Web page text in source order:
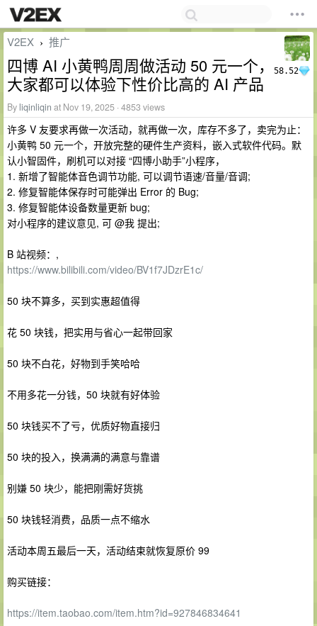
58.52
V2EX › 推广
四博 AI 小黄鸭周周做活动 50 元一个，
大家都可以体验下性价比高的 AI 产品
By liqinliqin at Nov 19, 2025 · 4853 views
许多 V 友要求再做一次活动，就再做一次，库存不多了，卖完为止：
小黄鸭 50 元一个，开放完整的硬件生产资料，嵌入式软件代码。默
认小智固件，刷机可以对接 “四博小助手”小程序，
1. 新增了智能体音色调节功能, 可以调节语速/音量/音调;
2. 修复智能体保存时可能弹出 Error 的 Bug;
3. 修复智能体设备数量更新 bug;
对小程序的建议意见, 可 @我 提出;
B 站视频：,
https://www.bilibili.com/video/BV1f7JDzrE1c/
50 块不算多，买到实惠超值得
花 50 块钱，把实用与省心一起带回家
50 块不白花，好物到手笑哈哈
不用多花一分钱，50 块就有好体验
50 块钱买不了亏，优质好物直接归
50 块的投入，换满满的满意与靠谱
别嫌 50 块少，能把刚需好货挑
50 块钱轻消费，品质一点不缩水
活动本周五最后一天，活动结束就恢复原价 99
购买链接：
https://item.taobao.com/item.htm?id=927846834641